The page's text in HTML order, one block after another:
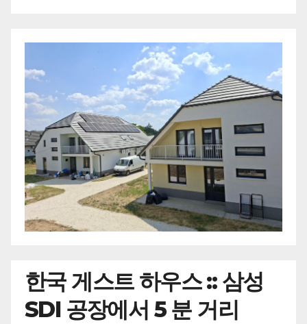
한국 게스트 하우스 :: 삼성
SDI 공장에서 5 분 거리